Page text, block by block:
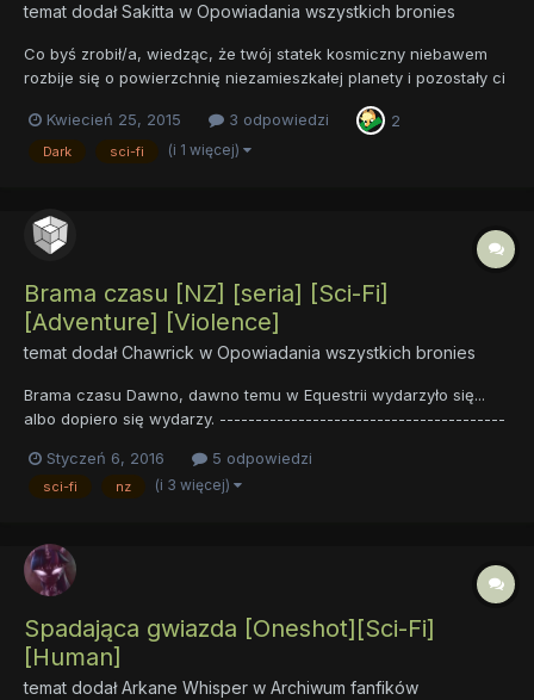
temat dodałSakitta w Opowiadania wszystkich bronies
Co byś zrobił/a, wiedząc, że twój statek kosmiczny niebawem
rozbije się o powierzchnię niezamieszkałej planety i pozostały ci
wspomnieć swoje życie i zamknąć oczy, aby później obudzić się
w ciemnym pomieszczeniu z pozszywaną twarzą. Jedna...
Kwiecień 25, 2015 3 odpowiedzi 2
Dark sci-fi (i 1 więcej)
Brama czasu [NZ] [seria] [Sci-Fi]
[Adventure] [Violence]
temat dodałChawrick w Opowiadania wszystkich bronies
Brama czasu Dawno, dawno temu w Equestrii wydarzyło się...
albo dopiero się wydarzy. ----------------------------------------
większej całości. Pewien naukowiec, jedno zaklęcie potężnego
czarodzieja i pomoc sześciu kl...
Styczeń 6, 2016 5 odpowiedzi
sci-fi nz (i 3 więcej)
Spadająca gwiazda [Oneshot][Sci-Fi]
[Human]
temat dodałArkane Whisper w Archiwum fanfików